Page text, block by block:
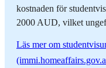
kostnaden för
2000 AUD, vilket
Läs mer om